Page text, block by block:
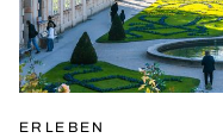
ERLEBEN